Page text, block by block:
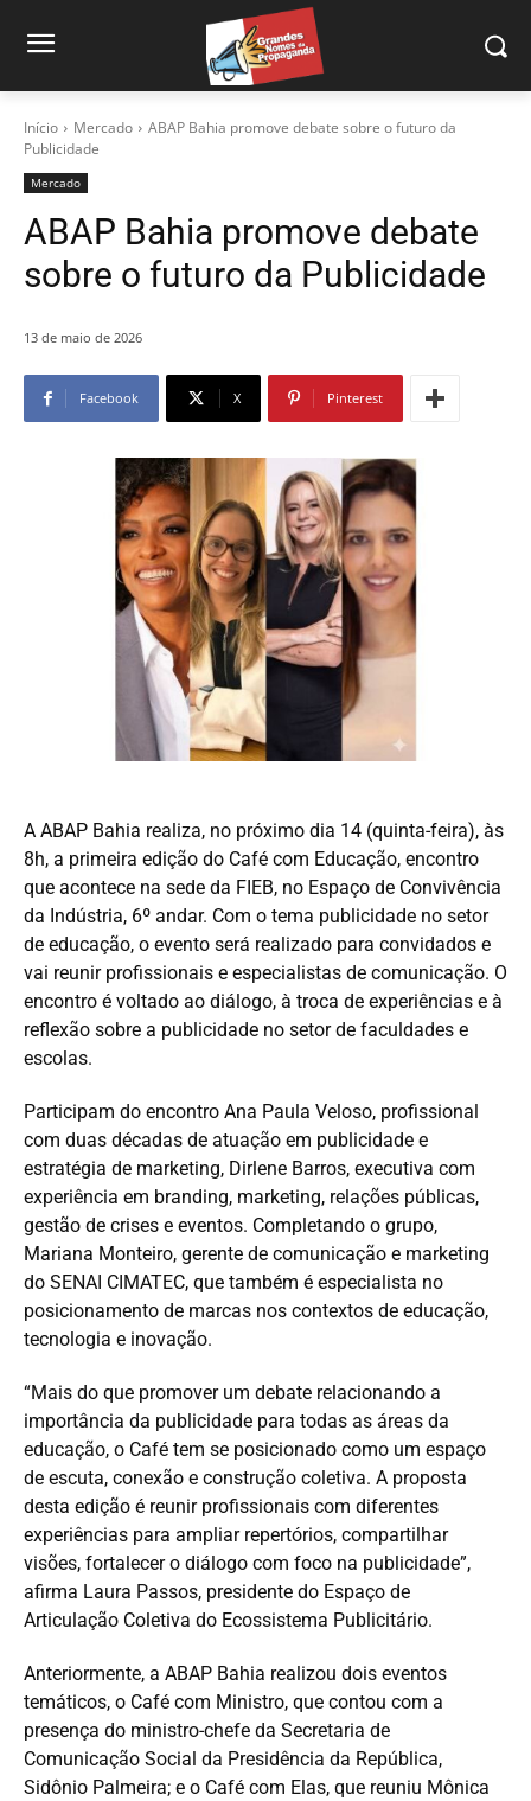
Início Mercado
ABAP Bahia promove debate sobre o futuro da
Publicidade
Mercado
ABAP Bahia promove debate
sobre o futuro da Publicidade
13 de maio de 2026
Facebook X Pinterest
A ABAP Bahia realiza, no próximo dia 14 (quinta-feira), às
8h, a primeira edição do Café com Educação, encontro
que acontece na sede da FIEB, no Espaço de Convivência
da Indústria, 6º andar. Com o tema publicidade no setor
de educação, o evento será realizado para convidados e
vai reunir profissionais e especialistas de comunicação. O
encontro é voltado ao diálogo, à troca de experiências e à
reflexão sobre a publicidade no setor de faculdades e
escolas.
Participam do encontro Ana Paula Veloso, profissional
com duas décadas de atuação em publicidade e
estratégia de marketing, Dirlene Barros, executiva com
experiência em branding, marketing, relações públicas,
gestão de crises e eventos. Completando o grupo,
Mariana Monteiro, gerente de comunicação e marketing
do SENAI CIMATEC, que também é especialista no
posicionamento de marcas nos contextos de educação,
tecnologia e inovação.
“Mais do que promover um debate relacionando a
importância da publicidade para todas as áreas da
educação, o Café tem se posicionado como um espaço
de escuta, conexão e construção coletiva. A proposta
desta edição é reunir profissionais com diferentes
experiências para ampliar repertórios, compartilhar
visões, fortalecer o diálogo com foco na publicidade”,
afirma Laura Passos, presidente do Espaço de
Articulação Coletiva do Ecossistema Publicitário.
Anteriormente, a ABAP Bahia realizou dois eventos
temáticos, o Café com Ministro, que contou com a
presença do ministro-chefe da Secretaria de
Comunicação Social da Presidência da República,
Sidônio Palmeira; e o Café com Elas, que reuniu Mônica